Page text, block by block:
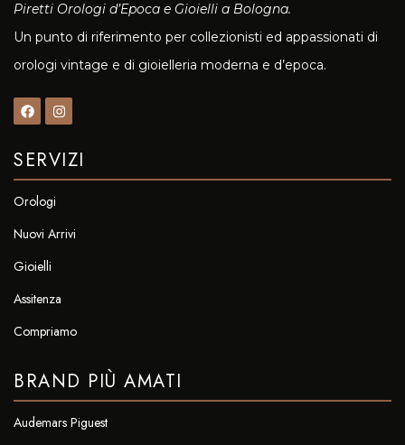
Piretti Orologi d’Epoca e Gioielli a Bologna.
Un punto di riferimento per collezionisti ed appassionati di
orologi vintage e di gioielleria moderna e d’epoca.
SERVIZI
Orologi
Nuovi Arrivi
Gioielli
Assitenza
Compriamo
BRAND PIÙ AMATI
Audemars Piguest